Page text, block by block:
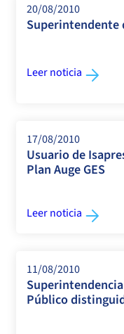
20/08/2010
Superintendente
Leer noticia
17/08/2010
Usuario de
Plan Auge GES
Leer noticia
11/08/2010
Público